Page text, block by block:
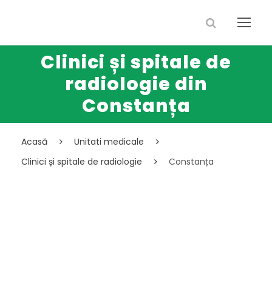
Clinici și spitale de
radiologie din
Constanța
Acasă
Unitati medicale
Clinici și spitale de radiologie
Constanța